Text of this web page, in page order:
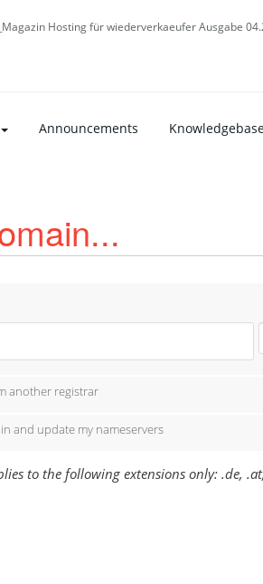
Announcements
another registrar
and update my nameservers
to the following extensions only: .de,